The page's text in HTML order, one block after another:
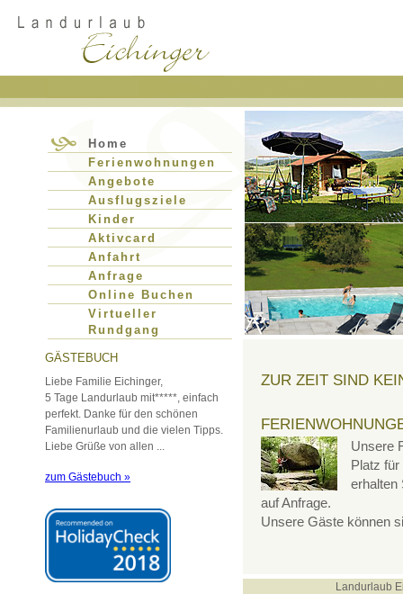
Home
Ferienwohnungen
Angebote
Ausflugsziele
Kinder
Aktivcard
Anfahrt
Anfrage
Online Buchen
Virtueller
Rundgang
GÄSTEBUCH
Liebe Familie Eichinger,
5 Tage Landurlaub mit*****, einfach
perfekt. Danke für den schönen
Familienurlaub und die vielen Tipps.
Liebe Grüße von allen ...
zum Gästebuch »
ZUR ZEIT SIND
Unsere
Platz
erhalten
auf Anfrage.
Unsere Gäste können
Landurlaub